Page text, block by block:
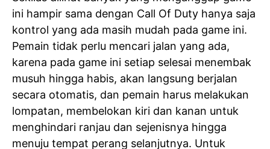
ini hampir sama dengan Call Of Duty hanya saja
kontrol yang ada masih mudah pada game ini.
Pemain tidak perlu mencari jalan yang ada,
karena pada game ini setiap selesai menembak
musuh hingga habis, akan langsung berjalan
secara otomatis, dan pemain harus melakukan
lompatan, membelokan kiri dan kanan untuk
menghindari ranjau dan sejenisnya hingga
menuju tempat perang selanjutnya. Untuk